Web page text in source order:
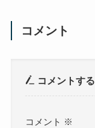
コメント
コメントする
コメント ※